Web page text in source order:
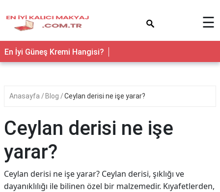
☰
En İyi Güneş Kremi Hangisi?
Anasayfa Blog Ceylan derisi ne işe yarar?
Ceylan derisi ne işe
yarar?
Ceylan derisi ne işe yarar? Ceylan derisi, şıklığı ve
dayanıklılığı ile bilinen özel bir malzemedir. Kıyafetlerden,